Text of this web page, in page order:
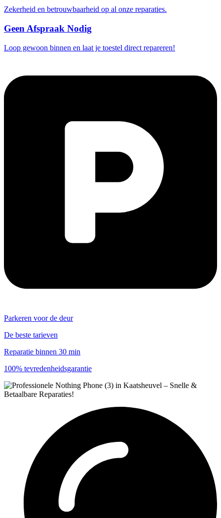
Zekerheid en betrouwbaarheid op al onze reparaties.
Geen Afspraak Nodig
Loop gewoon binnen en laat je toestel direct repareren!
Parkeren voor de deur
De beste tarieven
Reparatie binnen 30 min
100% tevredenheidsgarantie